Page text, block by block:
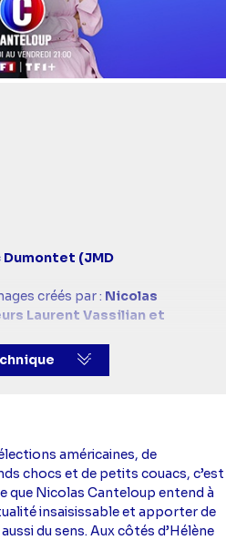
Dumontet (JMD
créés par : Nicolas
Laurent Vassilian et
américaines, de
chocs et de petits couacs, c’est
que Nicolas Canteloup entend à
insaisissable et apporter de
du sens. Aux côtés d’Hélène